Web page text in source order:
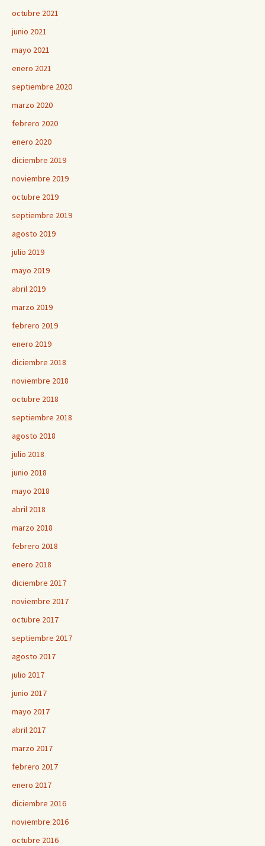
octubre 2021
junio 2021
mayo 2021
enero 2021
septiembre 2020
marzo 2020
febrero 2020
enero 2020
diciembre 2019
noviembre 2019
octubre 2019
septiembre 2019
agosto 2019
julio 2019
mayo 2019
abril 2019
marzo 2019
febrero 2019
enero 2019
diciembre 2018
noviembre 2018
octubre 2018
septiembre 2018
agosto 2018
julio 2018
junio 2018
mayo 2018
abril 2018
marzo 2018
febrero 2018
enero 2018
diciembre 2017
noviembre 2017
octubre 2017
septiembre 2017
agosto 2017
julio 2017
junio 2017
mayo 2017
abril 2017
marzo 2017
febrero 2017
enero 2017
diciembre 2016
noviembre 2016
octubre 2016